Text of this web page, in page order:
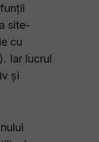
site-
cu
Iar lucrul
și